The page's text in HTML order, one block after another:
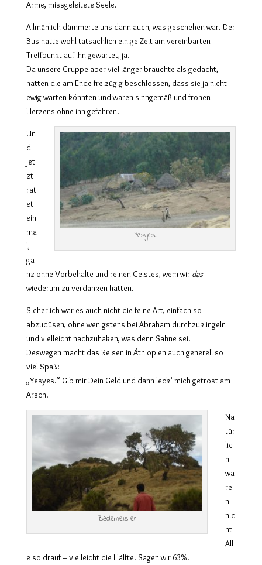
Arme, missgeleitete Seele.
Allmählich dämmerte uns dann auch, was geschehen war. Der
Bus hatte wohl tatsächlich einige Zeit am vereinbarten
Treffpunkt auf ihn gewartet, ja.
Da unsere Gruppe aber viel länger brauchte als gedacht,
hatten die am Ende freizügig beschlossen, dass sie ja nicht
ewig warten könnten und waren sinngemäß und frohen
Herzens ohne ihn gefahren.
Yesyes.
Un
d
jet
zt
rat
et
ein
ma
l,
ga
nz ohne Vorbehalte und reinen Geistes, wem wir das
wiederum zu verdanken hatten.
Sicherlich war es auch nicht die feine Art, einfach so
abzudüsen, ohne wenigstens bei Abraham durchzuklingeln
und vielleicht nachzuhaken, was denn Sahne sei.
Deswegen macht das Reisen in Äthiopien auch generell so
viel Spaß:
„Yesyes.“ Gib mir Dein Geld und dann leck’ mich getrost am
Arsch.
Bademeister
Na
tür
lic
h
wa
re
n
nic
ht
All
e so drauf – vielleicht die Hälfte. Sagen wir 63%.